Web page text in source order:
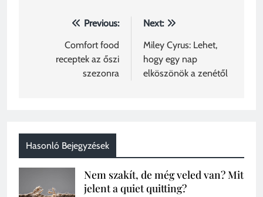
Bejegyzés
navigáció
Previous:
Comfort food
receptek az őszi
szezonra
Next:
Miley Cyrus: Lehet,
hogy egy nap
elköszönök a zenétől
Hasonló Bejegyzések
Nem szakít, de még veled van? Mit
jelent a quiet quitting?